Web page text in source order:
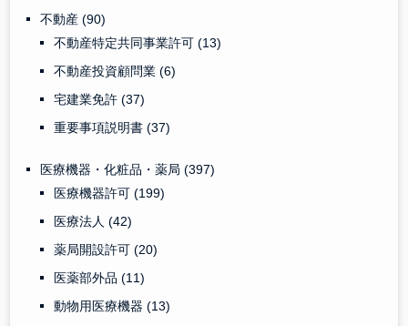
不動産(90)
不動産特定共同事業許可(13)
不動産投資顧問業(6)
宅建業免許(37)
重要事項説明書(37)
医療機器・化粧品・薬局(397)
医療機器許可(199)
医療法人(42)
薬局開設許可(20)
医薬部外品(11)
動物用医療機器(13)